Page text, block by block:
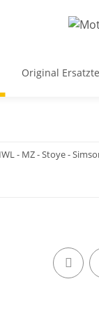
Original
- MZ - Stoye -